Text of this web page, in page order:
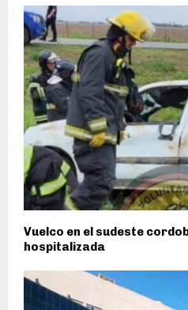
Vuelco en el sudeste
hospitalizada